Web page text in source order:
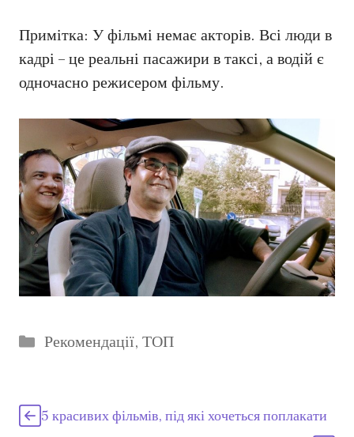
Примітка: У фільмі немає акторів. Всі люди в
кадрі – це реальні пасажири в таксі, а водій є
одночасно режисером фільму.
Категорії
Рекомендації, ТОП
5 красивих фільмів, під які хочеться поплакати